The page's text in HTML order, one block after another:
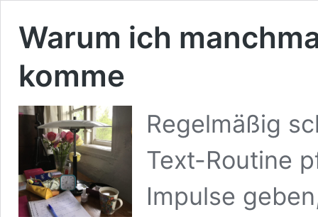
Warum ich
komme
Regelmäßig
Text-Routine
Impulse